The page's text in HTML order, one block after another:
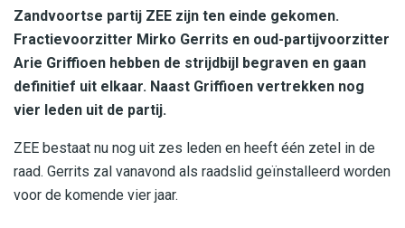
Zandvoortse partij ZEE zijn ten einde gekomen.
Fractievoorzitter Mirko Gerrits en oud-partijvoorzitter
Arie Griffioen hebben de strijdbijl begraven en gaan
definitief uit elkaar. Naast Griffioen vertrekken nog
vier leden uit de partij.
ZEE bestaat nu nog uit zes leden en heeft één zetel in de
raad. Gerrits zal vanavond als raadslid geïnstalleerd worden
voor de komende vier jaar.